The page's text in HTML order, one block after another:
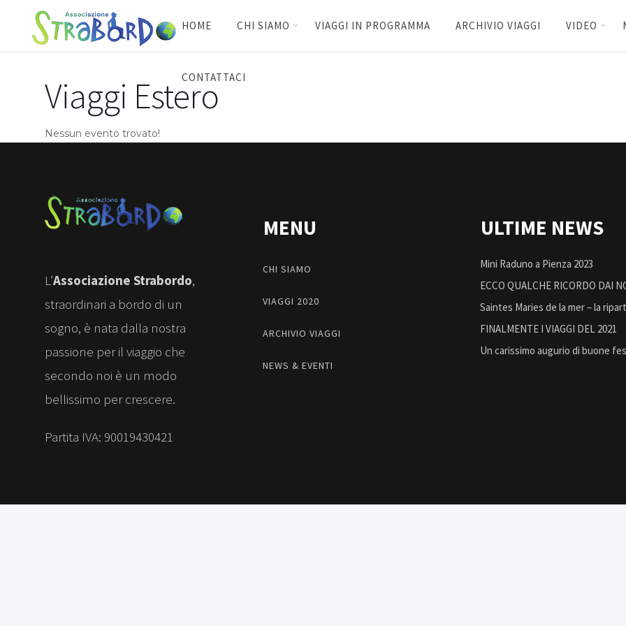
HOME CHI SIAMO VIAGGI IN PROGRAMMA ARCHIVIO VIAGGI VIDEO
CONTATTACI
Viaggi Estero
Nessun evento trovato!
L’Associazione Strabordo,
straordinari a bordo di un
sogno, è nata dalla nostra
passione per il viaggio che
secondo noi è un modo
bellissimo per crescere.
Partita IVA: 90019430421
MENU
CHI SIAMO
VIAGGI 2020
ARCHIVIO VIAGGI
NEWS & EVENTI
ULTIME NEWS
Mini Raduno a Pienza 2023
ECCO QUALCHE RICORDO DAI
Saintes Maries de la mer – la
FINALMENTE I VIAGGI DEL 2021
Un carissimo augurio di buone